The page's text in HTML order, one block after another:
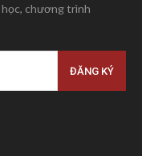
chương trình